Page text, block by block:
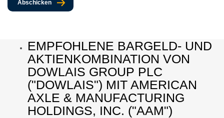
Abschicken
EMPFOHLENE BARGELD- UND
AKTIENKOMBINATION VON
DOWLAIS GROUP PLC
("DOWLAIS") MIT AMERICAN
AXLE & MANUFACTURING
HOLDINGS, INC. ("AAM")